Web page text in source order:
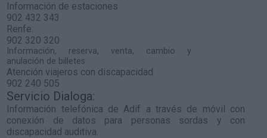
Información de estaciones
902 432 343
Renfe:
902 320 320
Información, reserva, venta, cambio y
anulación de billetes
Atención viajeros con discapacidad
902 240 505
Servicio Dialoga:
Información telefónica de Adif a través de móvil con
conexión de datos para personas sordas y con
discapacidad auditiva.